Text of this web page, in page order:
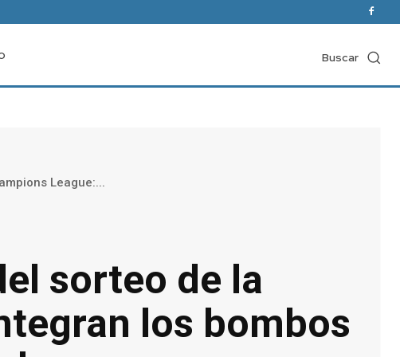
Buscar
League:...
sorteo de la
los bombos